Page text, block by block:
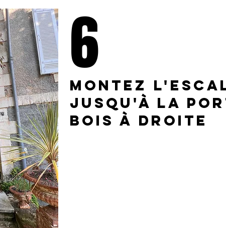
Montez
jusqu'à la
bois à droite
6